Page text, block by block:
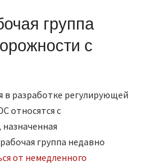
группа
с
в разработке регулирующей
относятся с
группа недавно
от немедленного